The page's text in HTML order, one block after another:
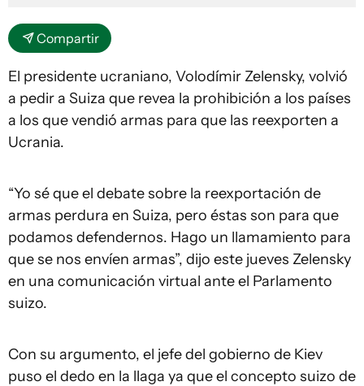
Compartir
El presidente ucraniano, Volodímir Zelensky, volvió
a pedir a Suiza que revea la prohibición a los países
a los que vendió armas para que las reexporten a
Ucrania.
“Yo sé que el debate sobre la reexportación de
armas perdura en Suiza, pero éstas son para que
podamos defendernos. Hago un llamamiento para
que se nos envíen armas”, dijo este jueves Zelensky
en una comunicación virtual ante el Parlamento
suizo.
Con su argumento, el jefe del gobierno de Kiev
puso el dedo en la llaga ya que el concepto suizo de